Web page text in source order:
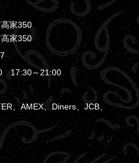
家350
家350
17:30～21:00
、AMEX、Diners、JCB、